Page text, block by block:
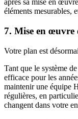
après sa mise en
éléments mesurables,
7. Mise en œuvre
Votre plan est
Tant que le système
efficace pour les
maintenir une équipe
régulières, en
changent dans votre